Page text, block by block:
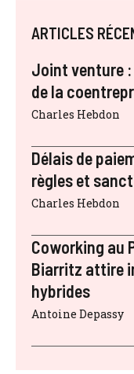
ARTICLES
Joint venture
de la
Charles Hebdon
Délais de
règles et
Charles Hebdon
Coworking au
Biarritz attire
hybrides
Antoine Depassy